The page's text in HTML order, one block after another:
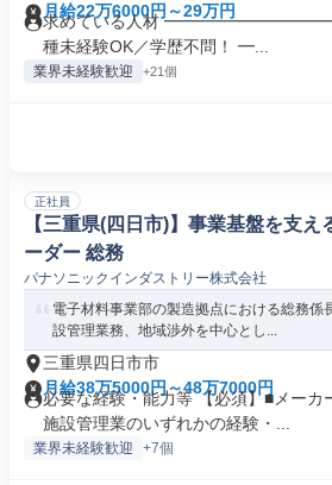
月給22万6000円～29万円
求めている人材
種未経験OK／学歴不問！ ━...
業界未経験歓迎 +21個
正社員
【三重県(四日市)】事業基盤を支え
ーダー 総務
パナソニックインダストリー株式会社
電子材料事業部の製造拠点における総務係
設管理業務、地域渉外を中心とし...
三重県四日市市
月給38万5000円～48万7000円
必要な経験・能力等 【必須】■メーカ
施設管理業のいずれかの経験・...
業界未経験歓迎 +7個